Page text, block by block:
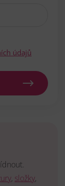
údajů
, složky,